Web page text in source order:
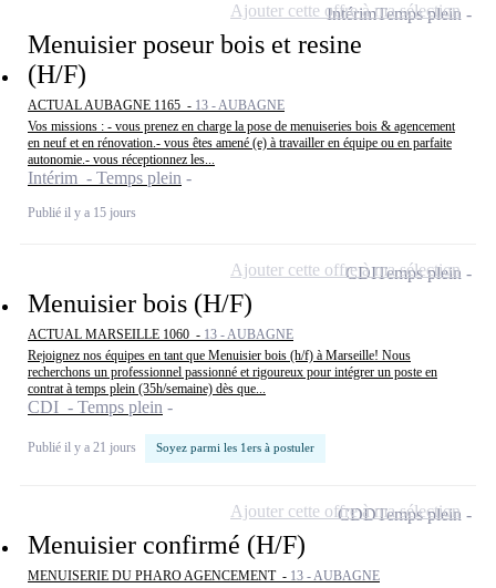
Menuisier poseur bois et resine
(H/F)
ACTUAL AUBAGNE 1165 - 13 - AUBAGNE
Vos missions : - vous prenez en charge la pose de menuiseries bois & agencement
en neuf et en rénovation.- vous êtes amené (e) à travailler en équipe ou en parfaite
autonomie.- vous réceptionnez les...
Intérim - Temps plein
Publié il y a 15 jours
IntérimTemps plein
Ajouter cette offre à ma sélection
Menuisier bois (H/F)
ACTUAL MARSEILLE 1060 - 13 - AUBAGNE
Rejoignez nos équipes en tant que Menuisier bois (h/f) à Marseille! Nous
recherchons un professionnel passionné et rigoureux pour intégrer un poste en
contrat à temps plein (35h/semaine) dès que...
CDI - Temps plein
Publié il y a 21 jours Soyez parmi les 1ers à postuler
CDITemps plein
Ajouter cette offre à ma sélection
Menuisier confirmé (H/F)
MENUISERIE DU PHARO AGENCEMENT - 13 - AUBAGNE
CDDTemps plein
Ajouter cette offre à ma sélection